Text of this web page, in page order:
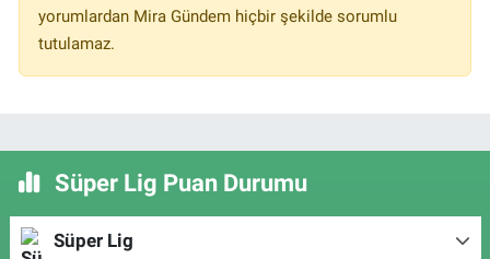
yorumlardan Mira Gündem hiçbir şekilde sorumlu
tutulamaz.
Süper Lig Puan Durumu
Süper Lig